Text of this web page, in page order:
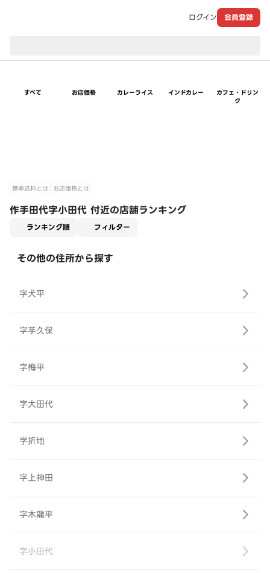
ログイン 会員登録
すべて お店価格 カレーライス インドカレー
カフェ・ドリン
ク
標準送料とは お店価格とは
作手田代字小田代 付近の店舗ランキング
ランキング順 フィルター
その他の住所から探す
字犬平
字芋久保
字梅平
字大田代
字折地
字上神田
字木龍平
字小田代